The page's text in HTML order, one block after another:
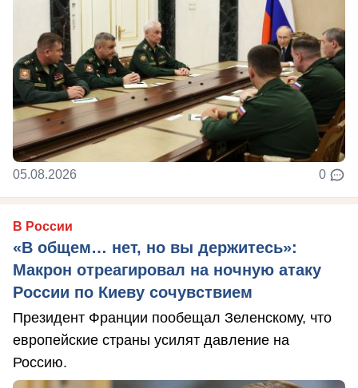
05.08.2026 0
В России
«В общем… нет, но вы держитесь»:
Макрон отреагировал на ночную атаку
России по Киеву сочувствием
Президент Франции пообещал Зеленскому, что
европейские страны усилят давление на
Россию.